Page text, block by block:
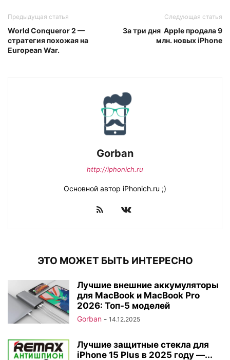
Предыдущая статья
World Conqueror 2 —
стратегия похожая на
European War.
Следующая статья
За три дня Apple продала 9
млн. новых iPhone
Gorban
http://iphonich.ru
Основной автор iPhonich.ru ;)
ЭТО МОЖЕТ БЫТЬ ИНТЕРЕСНО
Лучшие внешние аккумуляторы
для MacBook и MacBook Pro
2026: Топ-5 моделей
Gorban - 14.12.2025
Лучшие защитные стекла для
iPhone 15 Plus в 2025 году —...